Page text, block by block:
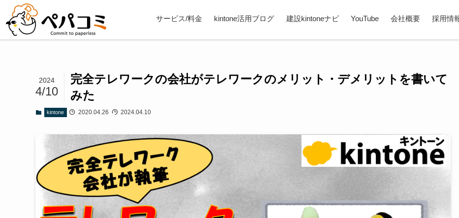
サービス/料金 kintone活用ブログ 建設kintoneナビ YouTube 会社概要 採用情
完全テレワークの会社がテレワークのメリット・デメリットを書いて
みた
2024
4/10
kintone 2020.04.26 2024.04.10